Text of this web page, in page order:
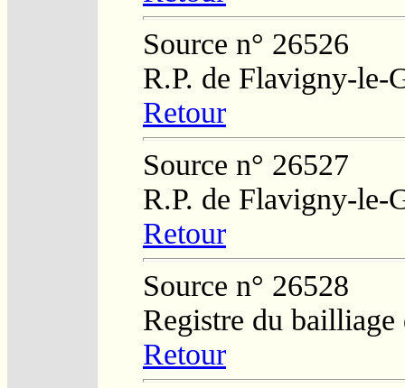
Source n° 26526
R.P. de Flavigny-le-
Retour
Source n° 26527
R.P. de Flavigny-le-
Retour
Source n° 26528
Registre du bailliage
Retour